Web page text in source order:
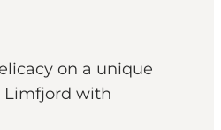
on a unique
Limfjord with